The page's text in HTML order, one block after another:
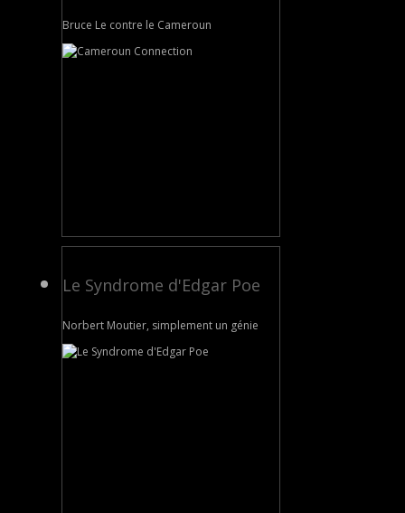
Bruce Le contre le Cameroun
Le Syndrome d'Edgar Poe
Norbert Moutier, simplement un génie